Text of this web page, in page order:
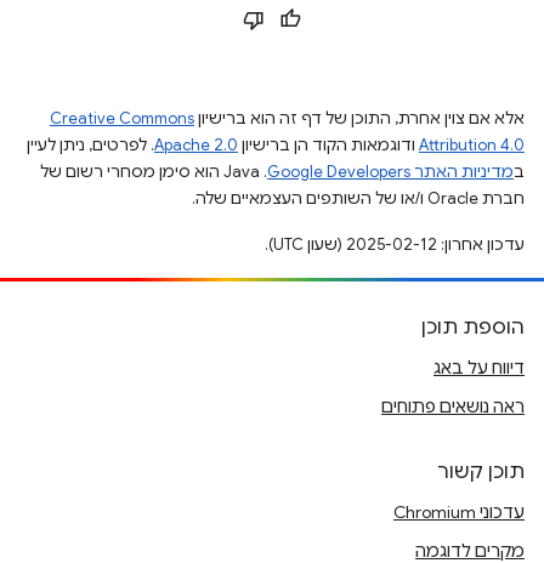
אלא אם צוין אחרת, התוכן של דף זה הוא ברישיוןCreative Commons
Attribution 4.0 ודוגמאות הקוד הן ברישיון Apache 2.0. לפרטים, ניתן לעיין
במדיניות האתר Google Developers‏
.‏ Java הוא סימן מסחרי רשום של
חברת Oracle ו/או של השותפים העצמאיים שלה.
עדכון אחרון: 2025-02-12 (שעון UTC).
הוספת תוכן
דיווח על באג
ראה נושאים פתוחים
תוכן קשור
עדכוני Chromium
מקרים לדוגמה